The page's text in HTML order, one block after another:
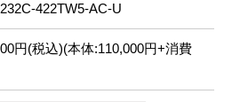
422TW5-AC-U
円(税込)(本体:110,000円+消費